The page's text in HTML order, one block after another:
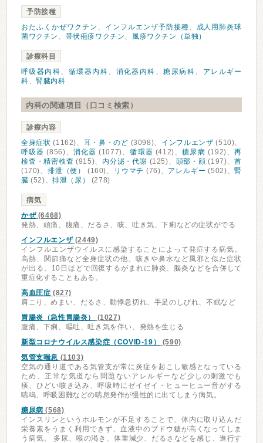
予防接種
おたふくかぜワクチン 、 インフルエンザ予防接種、
成人用肺炎球
菌ワクチン 、 帯状疱疹ワクチン、 風疹ワクチン（単独）
診療科目
呼吸器内科、 循環器内科、 消化器内科 、糖尿病科、 アレルギー
科、腎臓内科
内科の関連項目（口コミ検索）
診療内容
全身症状 (1162)、 耳・鼻・のど (3098)、 インフルエンザ (510)、
呼吸器 (856)、 消化器 (1077)、循環器 (412)、糖尿病 (192)、再
検査・精密検査 (915)、 内分泌・代謝 (125)、 頭部・顔 (197)、首
(170)、排泄（便） (160)、 リウマチ (76)、 アレルギー (502)、腎
臓 (52)、排泄（尿） (278)
病気
かぜ(6468)
発熱、頭痛、腹痛、だるさ、咳、吐き気、下痢などの症状がでる
インフルエンザ(2449)
インフルエンザウイルスに感染することによって発症する病気。
高熱、関節痛など全身症状の他、咳きや鼻水など風邪と似た症状
が出る。10日ほどで回復するがまれに肺炎、脳炎などを合併して
重症化することもある。
高血圧症 (827)
肩こり、めまい、だるさ、動悸息切れ、手足のしびれ、不眠など
胃腸炎（急性胃腸炎）
(1027)
腹痛、下痢、嘔吐、吐き気を伴い、発熱を生じる
新型コロナウイルス感染症（COVID-19）
(590)
気管支喘息 (1103)
空気の通り道である気管支が常に炎症を起こし敏感となっている
ため、正常な気道なら問題ないアレルギーなど少しの刺激でも
痰、ひどい咳き込み、呼吸時にゼイゼイ・ヒューヒュー音がする
喘鳴、呼吸困難などの喘息発作が慢性的に出てしまう病気。
糖尿病 (568)
インスリンというホルモンが不足することで、体内に取り込んだ
栄養素をうまく利用できず、血液中のブドウ糖が高くなってしま
う病気。 多尿、喉の渇き、体重減少、だるさなどを感じ、進行す